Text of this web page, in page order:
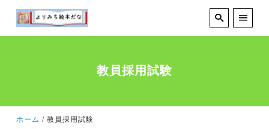
教員採用試験
ホーム 教員採用試験